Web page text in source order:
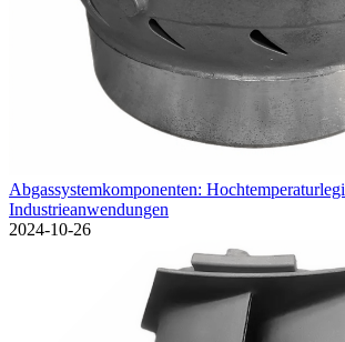
Abgassystemkomponenten:
Industrieanwendungen
2024-10-26